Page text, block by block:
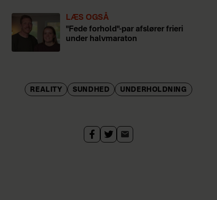
LÆS OGSÅ
"Fede forhold"-par afslører frieri
under halvmaraton
REALITY SUNDHED UNDERHOLDNING